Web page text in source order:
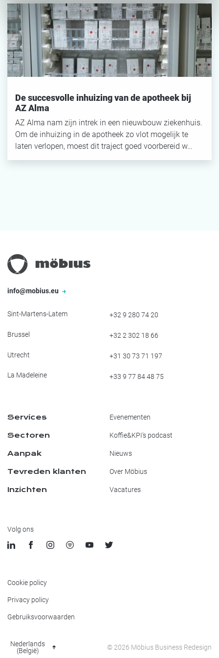
De succesvolle inhuizing van de apotheek bij
AZ Alma
AZ Alma nam zijn intrek in een nieuwbouw ziekenhuis.
Om de inhuizing in de apotheek zo vlot mogelijk te
laten verlopen, moest dit traject goed voorbereid w…
info@mobius.eu
Sint-Martens-Latem +32 9 280 74 20
Brussel +32 2 302 18 66
Utrecht +31 30 73 71 197
La Madeleine +33 9 77 84 48 75
Services
Sectoren
Aanpak
Tevreden klanten
Inzichten
Evenementen
Koffie&KPI's podcast
Nieuws
Over Möbius
Vacatures
Volg ons
Nederlands
(België)
© 2026 Möbius Business Redesign
Cookie policy
Privacy policy
Gebruiksvoorwaarden